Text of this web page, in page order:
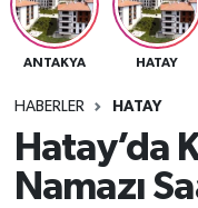
ANTAKYA HATAY
HABERLER HATAY
Hatay’da
Namazı
Gündem
Sağlık
Siyaset
Süper Lig Puan
Son Dakika
Haber Arşivi